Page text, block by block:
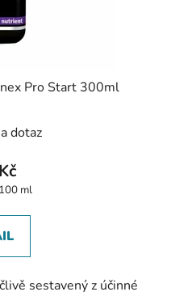
Pro Start 300ml
dotaz
ml
sestavený z účinné